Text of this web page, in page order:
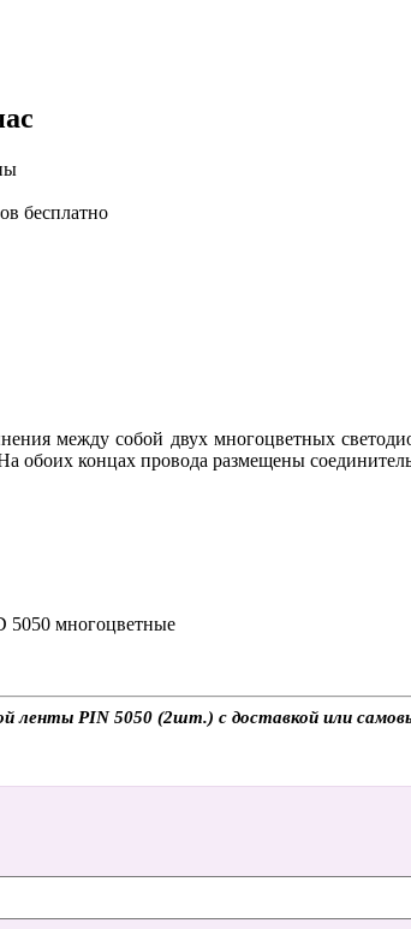
бесплатно
между собой двух многоцветных
обоих концах провода размещены
5050 многоцветные
ленты PIN 5050 (2шт.) с доставкой или